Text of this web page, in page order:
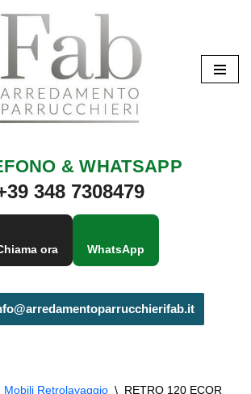
& WHATSAPP
348 7308479
ora WhatsApp
Mobili Retrolavaggio \ RETRO 120 ECOR